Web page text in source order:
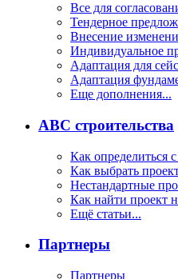
Все для
Тендерное
Внесение
Индивидуальное
Адаптация для
Адаптация
Еще дополнения...
ABC строительства
Как определиться
Как выбрать
Нестандартные
Как найти проект
Ещё статьи...
Партнеры
Партнеры